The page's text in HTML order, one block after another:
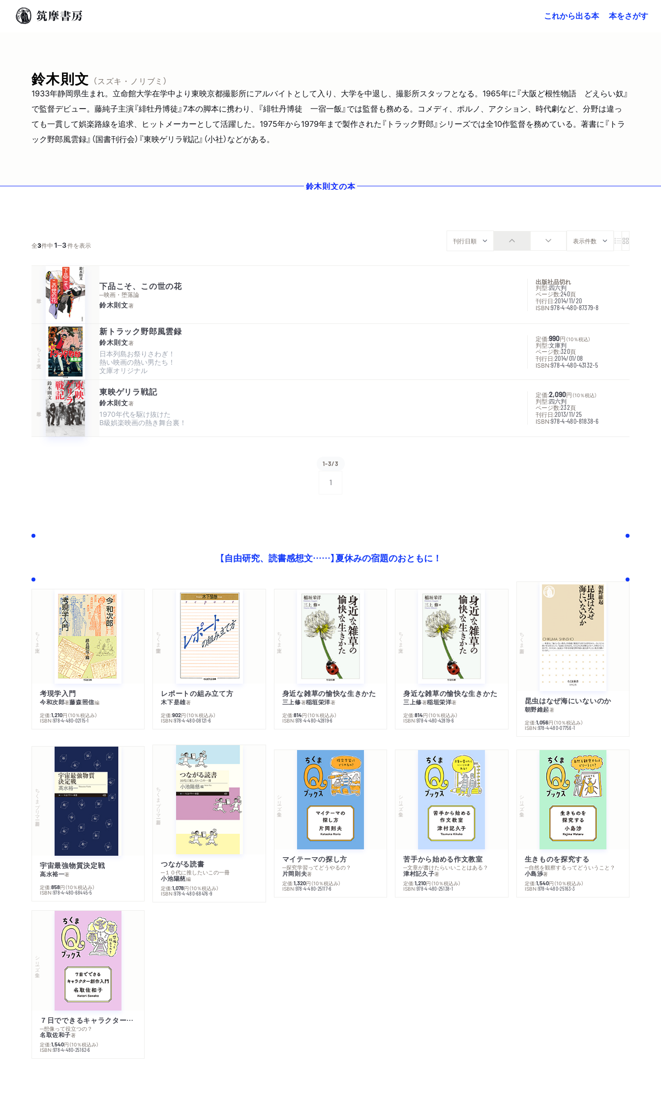
これから出る本 本をさがす
鈴木則文 （スズキ・ノリブミ）
1933年静岡県生まれ。立命館大学在学中より東映京都撮影所にアルバイトとして入り、大学を中退し、撮影所スタッフとなる。1965年に『大阪ど根性物語 どえらい奴』
で監督デビュー。藤純子主演『緋牡丹博徒』7本の脚本に携わり、『緋牡丹博徒 一宿一飯』では監督も務める。コメディ、ポルノ、アクション、時代劇など、分野は違っ
ても一貫して娯楽路線を追求、ヒットメーカーとして活躍した。1975年から1979年まで製作された『トラック野郎』シリーズでは全10作監督を務めている。著書に『トラ
ック野郎風雲録』（国書刊行会）『東映ゲリラ戦記』（小社）などがある。
鈴木則文の本
全3件中1─3件を表示
下品こそ、この世の花
─映画・堕落論
鈴木則文著
出版社品切れ
判型:四六判
ページ数:240頁
刊行日:2014/11/20
ISBN:978-4-480-87379-8
ちくま文庫
新トラック野郎風雲録
鈴木則文著
日本列島お祭りさわぎ！
熱い映画の熱い男たち！
文庫オリジナル
定価:990円 （10％税込）
判型:文庫判
ページ数:320頁
刊行日:2014/01/08
ISBN:978-4-480-43132-5
東映ゲリラ戦記
鈴木則文著
1970年代を駆け抜けた
B級娯楽映画の熱き舞台裏！
定価:2,090円 （10％税込）
判型:四六判
ページ数:232頁
刊行日:2013/11/25
ISBN:978-4-480-81838-6
1-3/3
1
【自由研究、読書感想文……】夏休みの宿題のおともに！
ちくま文庫
考現学入門
今和次郎著藤森照信編
定価:1,210円 （10％税込み）
ISBN:978-4-480-02115-1
ちくま学芸文庫
レポートの組み立て方
木下是雄著
定価:902円 （10％税込み）
ISBN:978-4-480-08121-6
ちくま文庫
身近な雑草の愉快な生きかた
三上修著稲垣栄洋著
定価:814円 （10％税込み）
ISBN:978-4-480-42819-6
ちくま文庫
身近な雑草の愉快な生きかた
三上修著稲垣栄洋著
定価:814円 （10％税込み）
ISBN:978-4-480-42819-6
ちくま新書
昆虫はなぜ海にいないのか
朝野維起著
定価:1,056円 （10％税込み）
ISBN:978-4-480-07756-1
ちくまプリマー新書
宇宙最強物質決定戦
高水裕一著
定価:858円 （10％税込み）
ISBN:978-4-480-68445-5
ちくまプリマー新書
つながる読書
─１０代に推したいこの一冊
小池陽慈編
定価:1,078円 （10％税込み）
ISBN:978-4-480-68476-9
シリーズ・全集
マイテーマの探し方
─探究学習ってどうやるの？
片岡則夫著
定価:1,320円 （10％税込み）
ISBN:978-4-480-25117-6
シリーズ・全集
苦手から始める作文教室
─文章が書けたらいいことはある？
津村記久子著
定価:1,210円 （10％税込み）
ISBN:978-4-480-25138-1
シリーズ・全集
生きものを探究する
─自然を観察するってどういうこと？
小島渉著
定価:1,540円 （10％税込み）
ISBN:978-4-480-25163-3
シリーズ・全集
７日でできるキャラクター創作入門
─想像って役立つの？
名取佐和子著
定価:1,540円 （10％税込み）
ISBN:978-4-480-25162-6